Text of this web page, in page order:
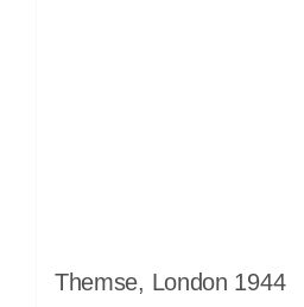
Themse, London 1944